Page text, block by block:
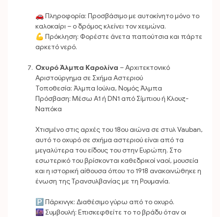
🚗 Πληροφορία: Προσβάσιμο με αυτοκίνητο μόνο το
καλοκαίρι – ο δρόμος κλείνει τον χειμώνα.
💪 Πρόκληση: Φορέστε άνετα παπούτσια και πάρτε
αρκετό νερό.
Οχυρό Άλμπα Καρολίνα – Αρχιτεκτονικό
Αριστούργημα σε Σχήμα Αστεριού
Τοποθεσία: Άλμπα Ιούλια, Νομός Άλμπα
Πρόσβαση: Μέσω A1 ή DN1 από Σίμπιου ή Κλουζ-
Ναπόκα
Χτισμένο στις αρχές του 18ου αιώνα σε στυλ Vauban,
αυτό το οχυρό σε σχήμα αστεριού είναι από τα
μεγαλύτερα του είδους του στην Ευρώπη. Στο
εσωτερικό του βρίσκονται καθεδρικοί ναοί, μουσεία
και η ιστορική αίθουσα όπου το 1918 ανακοινώθηκε η
ένωση της Τρανσυλβανίας με τη Ρουμανία.
🅿️ Πάρκινγκ: Διαθέσιμο γύρω από το οχυρό.
🌆 Συμβουλή: Επισκεφθείτε το το βράδυ όταν οι